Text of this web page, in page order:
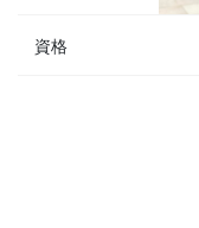
資格